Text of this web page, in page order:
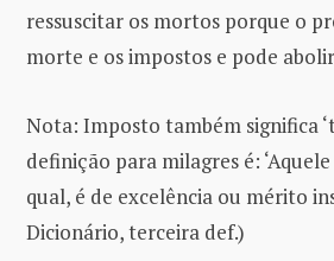
ressuscitar os mortos porque o
morte e os impostos e pode
Nota: Imposto também significa
definição para milagres é:
qual, é de excelência ou mérito
Dicionário, terceira def.)